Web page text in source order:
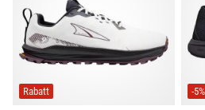
Rabatt -5%